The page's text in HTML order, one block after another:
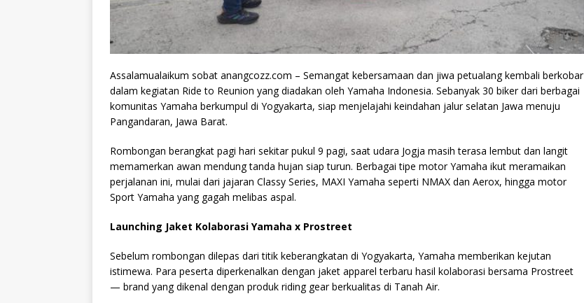
Assalamualaikum sobat anangcozz.com – Semangat kebersamaan dan jiwa petualang kembali berkobar
dalam kegiatan Ride to Reunion yang diadakan oleh Yamaha Indonesia. Sebanyak 30 biker dari berbagai
komunitas Yamaha berkumpul di Yogyakarta, siap menjelajahi keindahan jalur selatan Jawa menuju
Pangandaran, Jawa Barat.
Rombongan berangkat pagi hari sekitar pukul 9 pagi, saat udara Jogja masih terasa lembut dan langit
memamerkan awan mendung tanda hujan siap turun. Berbagai tipe motor Yamaha ikut meramaikan
perjalanan ini, mulai dari jajaran Classy Series, MAXI Yamaha seperti NMAX dan Aerox, hingga motor
Sport Yamaha yang gagah melibas aspal.
Launching Jaket Kolaborasi Yamaha x Prostreet
Sebelum rombongan dilepas dari titik keberangkatan di Yogyakarta, Yamaha memberikan kejutan
istimewa. Para peserta diperkenalkan dengan jaket apparel terbaru hasil kolaborasi bersama Prostreet
— brand yang dikenal dengan produk riding gear berkualitas di Tanah Air.